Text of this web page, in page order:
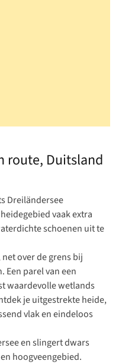
route, Duitsland
Dreiländersee
vaak extra
schoenen uit te
over de grens bij
Een parel van een
waardevolle wetlands
je uitgestrekte heide,
vlak en eindeloos
en slingert dwars
hoogveengebied.